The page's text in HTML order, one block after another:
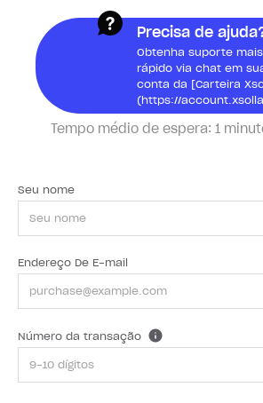
Precisa de
Obtenha suporte mais
rápido via chat em
conta da [Carteira
(https://
Tempo médio de espera: 1
Seu nome
Endereço De E-mail
Número da transação